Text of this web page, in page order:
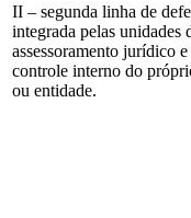
II – segunda linha de
integrada pelas unidades
assessoramento jurídico e
controle interno do
ou entidade.